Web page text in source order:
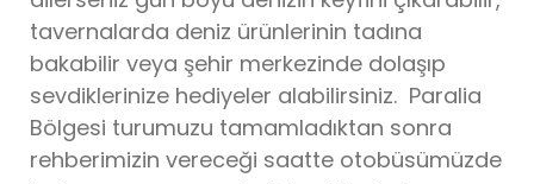
tavernalarda deniz ürünlerinin tadına
bakabilir veya şehir merkezinde dolaşıp
sevdiklerinize hediyeler alabilirsiniz. Paralia
Bölgesi turumuzu tamamladıktan sonra
rehberimizin vereceği saatte otobüsümüzde